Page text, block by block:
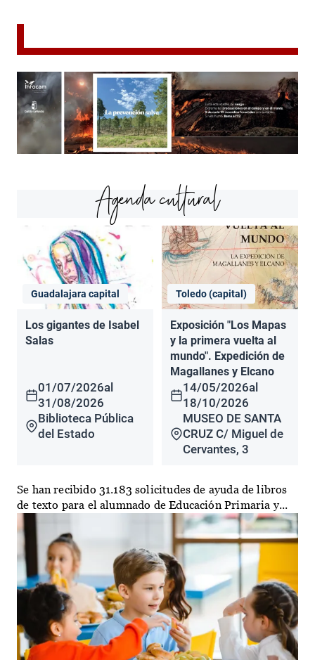
Agenda cultural
Guadalajara capital
Los gigantes de Isabel
Salas
01/07/2026al
31/08/2026
Biblioteca Pública
del Estado
Toledo (capital)
Exposición "Los Mapas
y la primera vuelta al
mundo". Expedición de
Magallanes y Elcano
14/05/2026al
18/10/2026
MUSEO DE SANTA
CRUZ C/ Miguel de
Cervantes, 3
Se han recibido 31.183 solicitudes de ayuda de libros
de texto para el alumnado de Educación Primaria y...